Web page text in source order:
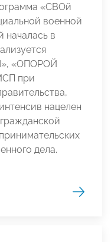
«СВОй
военной
началась в
«ОПОРОЙ
при
нацелен
дела.